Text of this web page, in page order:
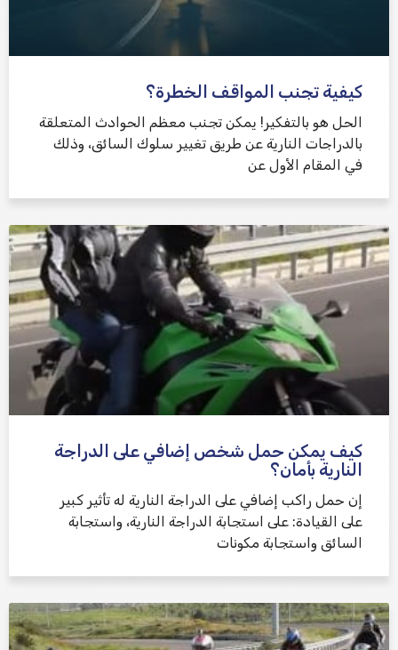
كيفية تجنب المواقف الخطرة؟
الحل هو بالتفكير! يمكن تجنب معظم الحوادث المتعلقة
بالدراجات النارية عن طريق تغيير سلوك السائق، وذلك
في المقام الأول عن
كيف يمكن حمل شخص إضافي على الدراجة
النارية بأمان؟
إن حمل راكب إضافي على الدراجة النارية له تأثير كبير
على القيادة: على استجابة الدراجة النارية، واستجابة
السائق واستجابة مكونات